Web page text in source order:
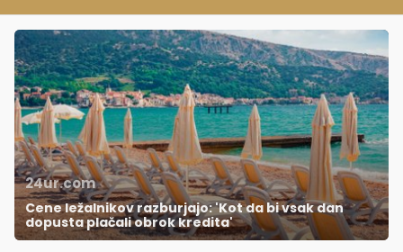
24ur.com
Cene ležalnikov razburjajo: 'Kot da bi vsak dan
dopusta plačali obrok kredita'